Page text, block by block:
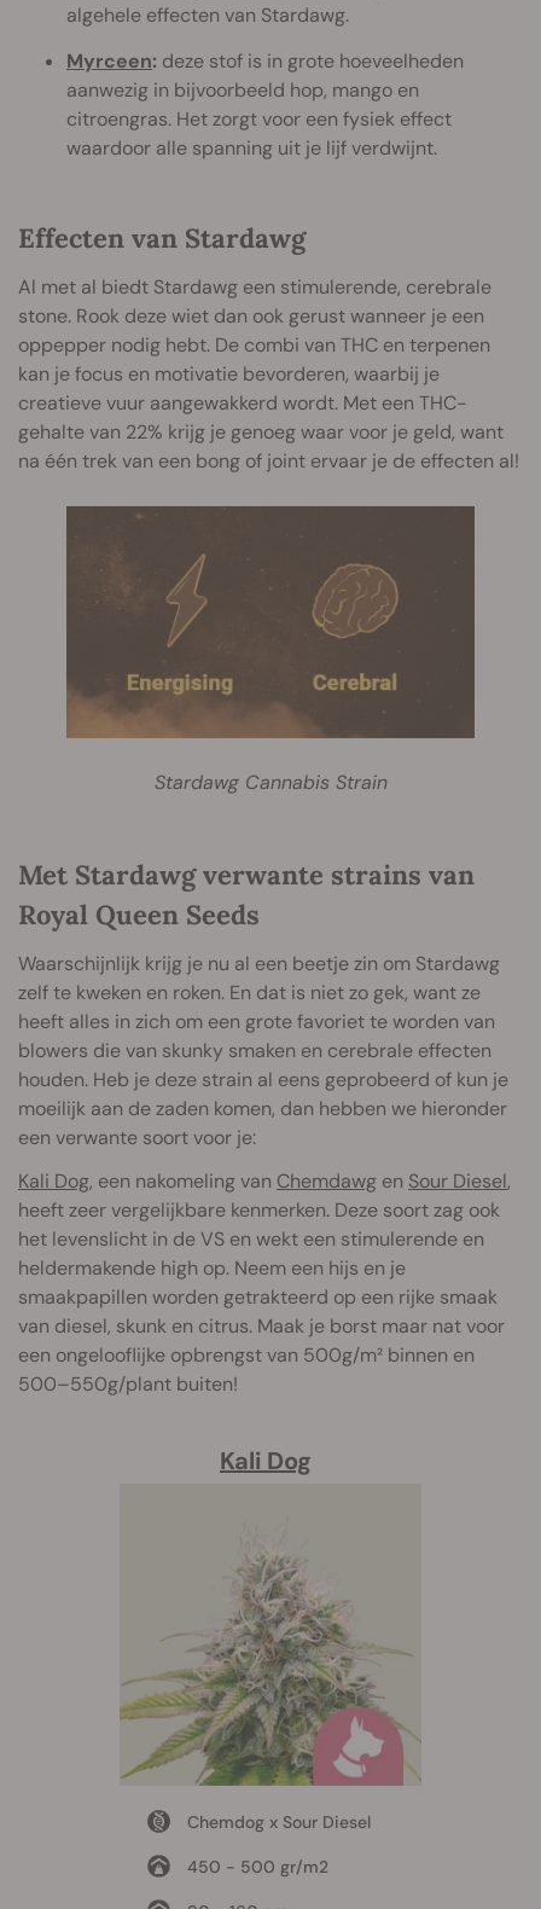
algehele effecten van Stardawg.
Myrceen: deze stof is in grote hoeveelheden
aanwezig in bijvoorbeeld hop, mango en
citroengras. Het zorgt voor een fysiek effect
waardoor alle spanning uit je lijf verdwijnt.
Effecten van Stardawg
Al met al biedt Stardawg een stimulerende, cerebrale
stone. Rook deze wiet dan ook gerust wanneer je een
oppepper nodig hebt. De combi van THC en terpenen
kan je focus en motivatie bevorderen, waarbij je
creatieve vuur aangewakkerd wordt. Met een THC-
gehalte van 22% krijg je genoeg waar voor je geld, want
na één trek van een bong of joint ervaar je de effecten al!
Stardawg Cannabis Strain
Met Stardawg verwante strains van
Royal Queen Seeds
Waarschijnlijk krijg je nu al een beetje zin om Stardawg
zelf te kweken en roken. En dat is niet zo gek, want ze
heeft alles in zich om een grote favoriet te worden van
blowers die van skunky smaken en cerebrale effecten
houden. Heb je deze strain al eens geprobeerd of kun je
moeilijk aan de zaden komen, dan hebben we hieronder
een verwante soort voor je:
Kali Dog, een nakomeling van Chemdawg en Sour Diesel,
heeft zeer vergelijkbare kenmerken. Deze soort zag ook
het levenslicht in de VS en wekt een stimulerende en
heldermakende high op. Neem een hijs en je
smaakpapillen worden getrakteerd op een rijke smaak
van diesel, skunk en citrus. Maak je borst maar nat voor
een ongelooflijke opbrengst van 500g/m² binnen en
500–550g/plant buiten!
Kali Dog
Chemdog x Sour Diesel
450 - 500 gr/m2